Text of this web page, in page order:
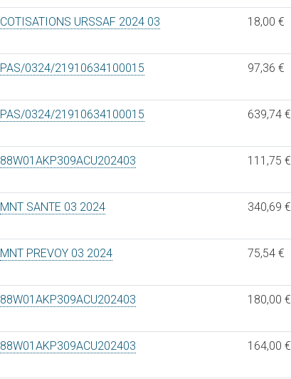
COTISATIONS URSSAF 2024 03 18,00 €
PAS/0324/21910634100015 97,36 €
PAS/0324/21910634100015 639,74 €
88W01AKP309ACU202403 111,75 €
MNT SANTE 03 2024 340,69 €
MNT PREVOY 03 2024 75,54 €
88W01AKP309ACU202403 180,00 €
88W01AKP309ACU202403 164,00 €